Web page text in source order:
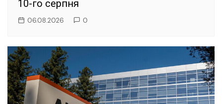
10-го серпня
06.08.2026 0